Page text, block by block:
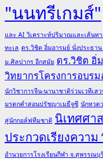
"นนทรีเกมส์"
และ AI วิเคราะห์ปริมาณและเส้นท
ทะเล ดร.วิชิต อิ่มอารมย์ นั่งประธาน
ม.ศิลปากร อีกสมัย ดร.วิชิต อิ่
วิทยากรโครงการอบร
นักวิชาการจีน-นานาชาติร่วมเวทีเ
มรดกคำสอนปรัชญาเมธีจูซี นักหวด
สู่นักกอล์ฟทีมชาติ นิเทศศา
ประกวดเรียงควา
อำนวยการโรงเรียนกีฬา จ.สุพรรณ